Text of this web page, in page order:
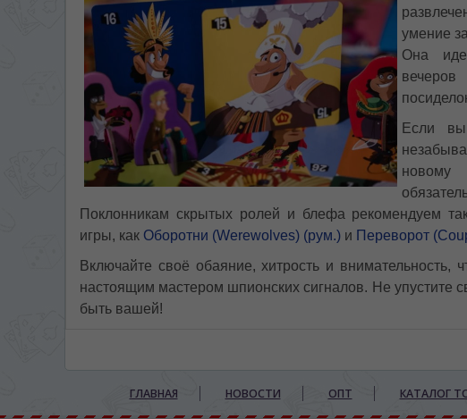
умение
Она
Если вы
новому
Поклонникам скрытых ролей и блефа рекомендуем
игры, как Оборотни (Werewolves) (рум.) и Переворот
Включайте своё обаяние, хитрость и внимательность,
настоящим мастером шпионских сигналов. Не упустите
быть вашей!
ГЛАВНАЯ НОВОСТИ ОПТ КАТАЛОГ